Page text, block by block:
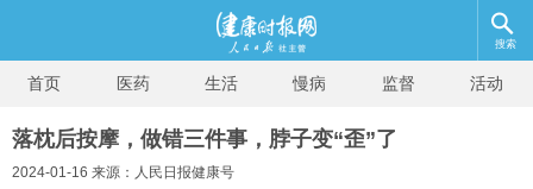
搜索
首页 医药 生活 慢病 监督 活动
落枕后按摩，做错三件事，脖子变“歪”了
2024-01-16 来源：人民日报健康号